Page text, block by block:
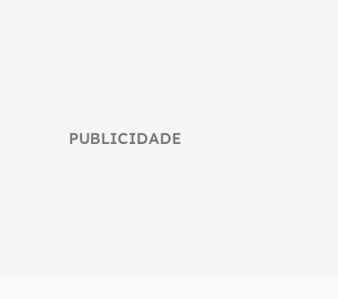
PUBLICIDADE